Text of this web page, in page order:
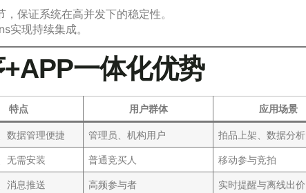
保证系统在高并发下的稳定性。
现持续集成。
一体化优势
特点 用户群体 应用场景
数据管理便捷 管理员、机构用户 拍品上架、数据分析
无需安装 普通竞买人 移动参与竞拍
消息推送 高频参与者 实时提醒与离线出价